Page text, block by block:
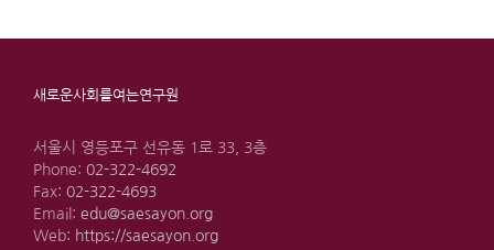
새로운사회를여는연구원
서울시 영등포구 선유동 1로 33, 3층
Phone: 02-322-4692
Fax: 02-322-4693
Email: edu@saesayon.org
Web: https://saesayon.org